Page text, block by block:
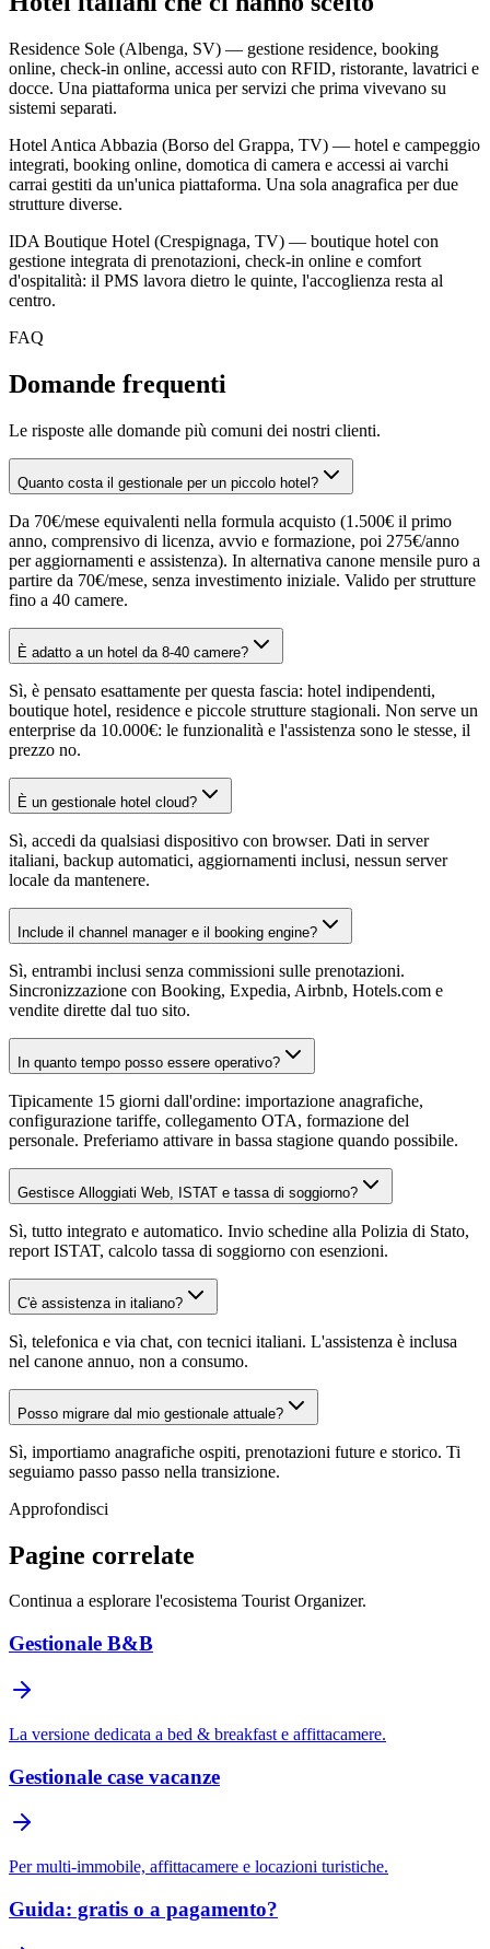
Residence Sole (Albenga, SV) — gestione residence, booking
online, check-in online, accessi auto con RFID, ristorante, lavatrici e
docce. Una piattaforma unica per servizi che prima vivevano su
sistemi separati.
Hotel Antica Abbazia (Borso del Grappa, TV) — hotel e campeggio
integrati, booking online, domotica di camera e accessi ai varchi
carrai gestiti da un'unica piattaforma. Una sola anagrafica per due
strutture diverse.
IDA Boutique Hotel (Crespignaga, TV) — boutique hotel con
gestione integrata di prenotazioni, check-in online e comfort
d'ospitalità: il PMS lavora dietro le quinte, l'accoglienza resta al
centro.
FAQ
Domande frequenti
Le risposte alle domande più comuni dei nostri clienti.
Quanto costa il gestionale per un piccolo hotel?
Da 70€/mese equivalenti nella formula acquisto (1.500€ il primo
anno, comprensivo di licenza, avvio e formazione, poi 275€/anno
per aggiornamenti e assistenza). In alternativa canone mensile puro a
partire da 70€/mese, senza investimento iniziale. Valido per strutture
fino a 40 camere.
È adatto a un hotel da 8-40 camere?
Sì, è pensato esattamente per questa fascia: hotel indipendenti,
boutique hotel, residence e piccole strutture stagionali. Non serve un
enterprise da 10.000€: le funzionalità e l'assistenza sono le stesse, il
prezzo no.
È un gestionale hotel cloud?
Sì, accedi da qualsiasi dispositivo con browser. Dati in server
italiani, backup automatici, aggiornamenti inclusi, nessun server
locale da mantenere.
Include il channel manager e il booking engine?
Sì, entrambi inclusi senza commissioni sulle prenotazioni.
Sincronizzazione con Booking, Expedia, Airbnb, Hotels.com e
vendite dirette dal tuo sito.
In quanto tempo posso essere operativo?
Tipicamente 15 giorni dall'ordine: importazione anagrafiche,
configurazione tariffe, collegamento OTA, formazione del
personale. Preferiamo attivare in bassa stagione quando possibile.
Gestisce Alloggiati Web, ISTAT e tassa di soggiorno?
Sì, tutto integrato e automatico. Invio schedine alla Polizia di Stato,
report ISTAT, calcolo tassa di soggiorno con esenzioni.
C'è assistenza in italiano?
Sì, telefonica e via chat, con tecnici italiani. L'assistenza è inclusa
nel canone annuo, non a consumo.
Posso migrare dal mio gestionale attuale?
Sì, importiamo anagrafiche ospiti, prenotazioni future e storico. Ti
seguiamo passo passo nella transizione.
Approfondisci
Pagine correlate
Continua a esplorare l'ecosistema Tourist Organizer.
Gestionale B&B
La versione dedicata a bed & breakfast e affittacamere.
Gestionale case vacanze
Per multi-immobile, affittacamere e locazioni turistiche.
Guida: gratis o a pagamento?